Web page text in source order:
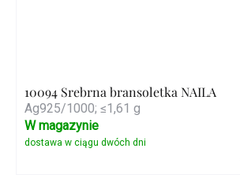
10094 Srebrna bransoletka NAILA
Ag925/1000; ≤1,61 g
W magazynie